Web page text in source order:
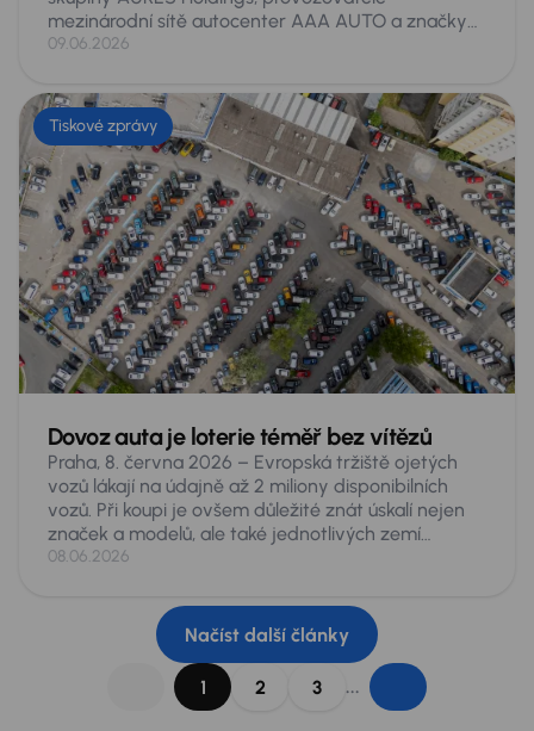
mezinárodní sítě autocenter AAA AUTO a značky
Mototechna, se v letošním vydání žebříčku Forbes
ze 200 hodnocených. Jde o její historicky nejlepší
výsledek v tomto žebříčku, v němž se opakovaně
objevuje již řadu let. Ocenění přichází po náročném
období spojeném s prodejem skupiny a rekordními
obchodními výsledky.
09.06.2026
Tiskové zprávy
Dovoz auta je loterie téměř bez vítězů
Praha, 8. června 2026 – Evropská tržiště ojetých
vozů lákají na údajně až 2 miliony disponibilních
vozů. Při koupi je ovšem důležité znát úskalí nejen
značek a modelů, ale také jednotlivých zemí
původu. Škoda Octavia se shodnými parametry
původu podstatně jiné auto. Je proto dobré pro
zákazníky „roztřídit“ zkušenosti odborníků a
zopakovat, na co si dát pozor při dovozech aut.
08.06.2026
Načíst další články
1 2 3 ...